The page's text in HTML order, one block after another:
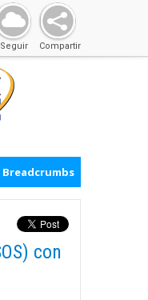
Compartir
Seguir
Breadcrumbs
con